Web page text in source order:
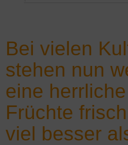
Bei vielen
stehen nun
eine
Früchte
viel besser